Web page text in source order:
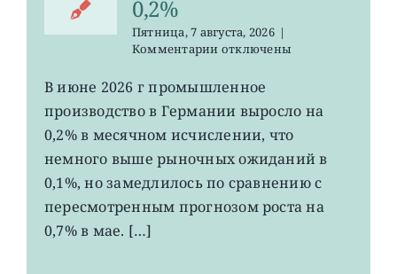
0,2%
Пятница, 7 августа, 2026 |
Комментариик
EWG:
рост
промпроизводства
Германии
до
0,2%
отключены
В июне 2026 г промышленное
производство в Германии выросло на
0,2% в месячном исчислении, что
немного выше рыночных ожиданий в
0,1%, но замедлилось по сравнению с
пересмотренным прогнозом роста на
0,7% в мае. […]